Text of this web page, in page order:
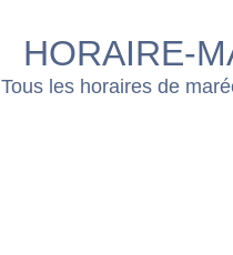
HORAIRE-
Tous les horaires de